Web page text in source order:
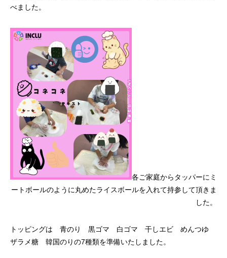
べました。
各ご家庭からタッパーにミ
ートボールのように丸めたライスボールを入れて持参して頂きま
した。
トッピングは 青のり 黒ゴマ 白ゴマ 干しエビ めんつゆ
ザラメ糖 韓国のりの7種類を準備いたしました。